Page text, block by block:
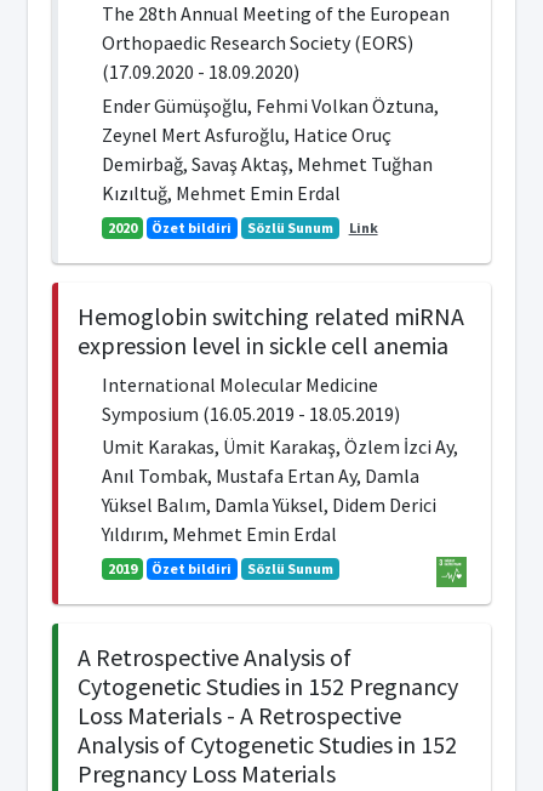
The 28th Annual Meeting of the European
Orthopaedic Research Society (EORS)
(17.09.2020 - 18.09.2020)
Ender Gümüşoğlu, Fehmi Volkan Öztuna,
Zeynel Mert Asfuroğlu, Hatice Oruç
Demirbağ, Savaş Aktaş, Mehmet Tuğhan
Kızıltuğ, Mehmet Emin Erdal
2020 Özet bildiri Sözlü Sunum Link
Hemoglobin switching related miRNA
expression level in sickle cell anemia
International Molecular Medicine
Symposium (16.05.2019 - 18.05.2019)
Umit Karakas, Ümit Karakaş, Özlem İzci Ay,
Anıl Tombak, Mustafa Ertan Ay, Damla
Yüksel Balım, Damla Yüksel, Didem Derici
Yıldırım, Mehmet Emin Erdal
2019 Özet bildiri Sözlü Sunum
A Retrospective Analysis of
Cytogenetic Studies in 152 Pregnancy
Loss Materials - A Retrospective
Analysis of Cytogenetic Studies in 152
Pregnancy Loss Materials